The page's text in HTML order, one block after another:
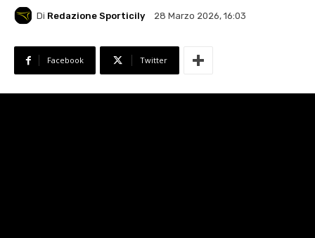
Di Redazione Sporticily 28 Marzo 2026, 16:03
Facebook Twitter